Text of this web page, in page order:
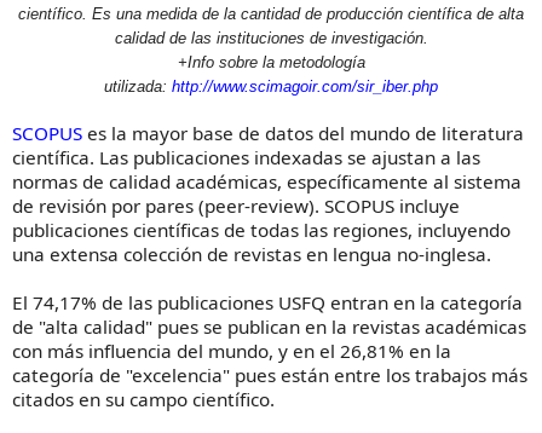
científico. Es una medida de la cantidad de producción científica de alta
calidad de las instituciones de investigación.
+Info sobre la metodología
utilizada: http://www.scimagoir.com/sir_iber.php
SCOPUS es la mayor base de datos del mundo de literatura
científica. Las publicaciones indexadas se ajustan a las
normas de calidad académicas, específicamente al sistema
de revisión por pares (peer-review). SCOPUS incluye
publicaciones científicas de todas las regiones, incluyendo
una extensa colección de revistas en lengua no-inglesa.
El 74,17% de las publicaciones USFQ entran en la categoría
de "alta calidad" pues se publican en la revistas académicas
con más influencia del mundo, y en el 26,81% en la
categoría de "excelencia" pues están entre los trabajos más
citados en su campo científico.